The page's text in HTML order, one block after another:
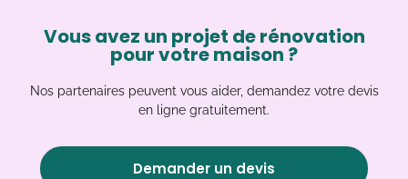
Vous avez un projet de rénovation
pour votre maison ?
Nos partenaires peuvent vous aider, demandez votre devis
en ligne gratuitement.
Demander un devis